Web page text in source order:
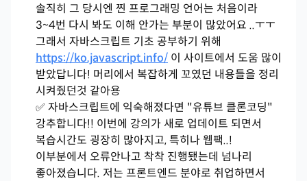
솔직히 그 당시엔 찐 프로그래밍 언어는 처음이라
3~4번 다시 봐도 이해 안가는 부분이 많았어요 ..ㅜㅜ
그래서 자바스크립트 기초 공부하기 위해
https://ko.javascript.info/ 이 사이트에서 도움 많이
받았답니다! 머리에서 복잡하게 꼬였던 내용들을 정리
시켜줬던것 같아용
✅ 자바스크립트에 익숙해졌다면 "유튜브 클론코딩"
강추합니다!! 이번에 강의가 새로 업데이트 되면서
복습시간도 굉장히 많아지고, 특히나 웹팩..!
이부분에서 오류안나고 착착 진행됐는데 넘나리
좋아졌습니다. 저는 프론트엔드 분야로 취업하면서